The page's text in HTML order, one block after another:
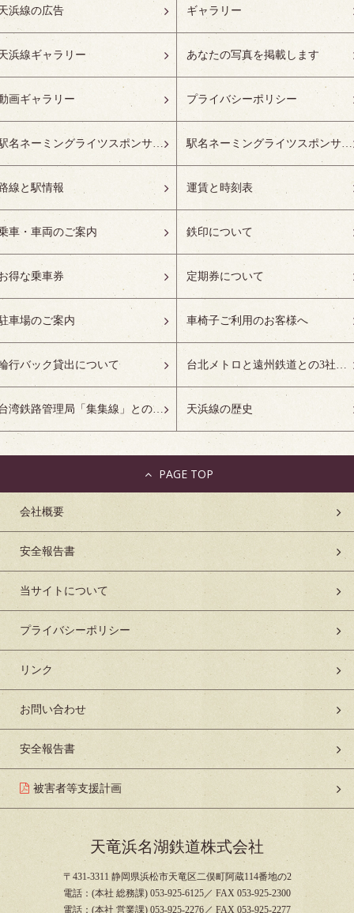
浜線の広告 ギャラリー
浜線ギャラリー あなたの写真を掲載します
画ギャラリー プライバシーポリシー
駅名ネーミングライツスポンサーの募集開始 駅名ネーミングライツスポンサー紹介
線と駅情報 運賃と時刻表
車・車両のご案内 鉄印について
得な乗車券 定期券について
車場のご案内 車椅子ご利用のお客様へ
行バック貸出について 台北メトロと遠州鉄道との3社友好協定について
台湾鉄路管理局「集集線」との姉妹鉄道協定について 天浜線の歴史
会社概要
安全報告書
当サイトについて
プライバシーポリシー
リンク
お問い合わせ
安全報告書
被害者等支援計画
天竜浜名湖鉄道株式会社
〒431-3311 静岡県浜松市天竜区二俣町阿蔵114番地の2
電話：(本社 総務課) 053-925-6125／ FAX 053-925-2300
電話：(本社 営業課) 053-925-2276／ FAX 053-925-2277
PAGE TOP